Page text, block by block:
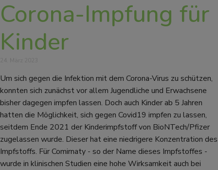
Corona-Impfung für
Kinder
Um sich gegen die Infektion mit dem Corona-Virus zu schützen,
konnten sich zunächst vor allem Jugendliche und Erwachsene
bisher dagegen impfen lassen. Doch auch Kinder ab 5 Jahren
hatten die Möglichkeit, sich gegen Covid19 impfen zu lassen,
seitdem Ende 2021 der Kinderimpfstoff von BioNTech/Pfizer
zugelassen wurde. Dieser hat eine niedrigere Konzentration des
Impfstoffs. Für Comirnaty - so der Name dieses Impfstoffes -
wurde in klinischen Studien eine hohe Wirksamkeit auch bei